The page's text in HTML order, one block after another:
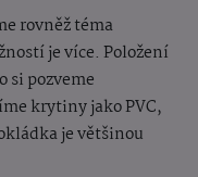
rovněž téma
je více. Položení
si pozveme
krytiny jako PVC,
je většinou